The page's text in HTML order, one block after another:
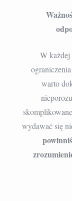
W
warto
wydawać się